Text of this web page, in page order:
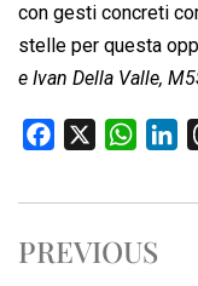
con gesti concreti
stelle per questa
e Ivan Della Valle,
c
b
W
a
s
n
PREVIOUS